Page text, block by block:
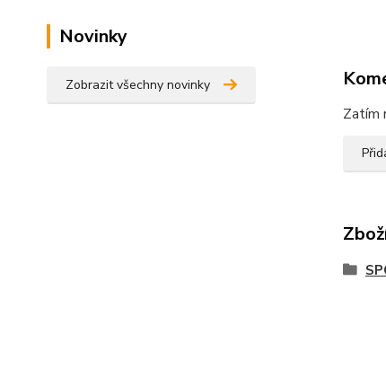
Novinky
Zobrazit všechny novinky
Zatím